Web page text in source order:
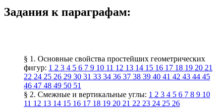
Задания к параграфам:
§ 1. Основные свойства простейших геометрических
фигур: 1 2 3 4 5 6 7 9 10 11 12 13 14 15 16 17 18 19 20 21
22 24 25 26 29 30 31 33 34 36 37 38 39 40 41 42 43 44 45
46 47 48 49 50 51
§ 2. Смежные и вертикальные углы: 1 2 3 4 5 6 7 8 9 10
11 12 13 14 15 16 17 18 19 20 21 22 23 24 25 26